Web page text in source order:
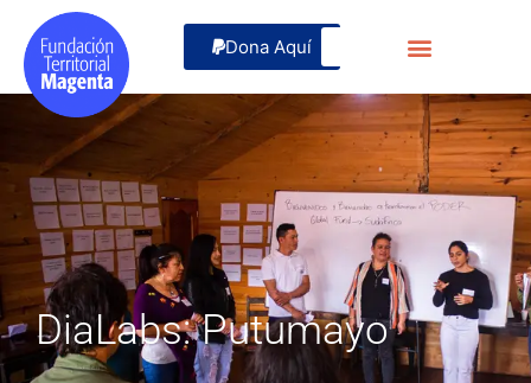
Dona Aquí
DiaLabs: Putumayo